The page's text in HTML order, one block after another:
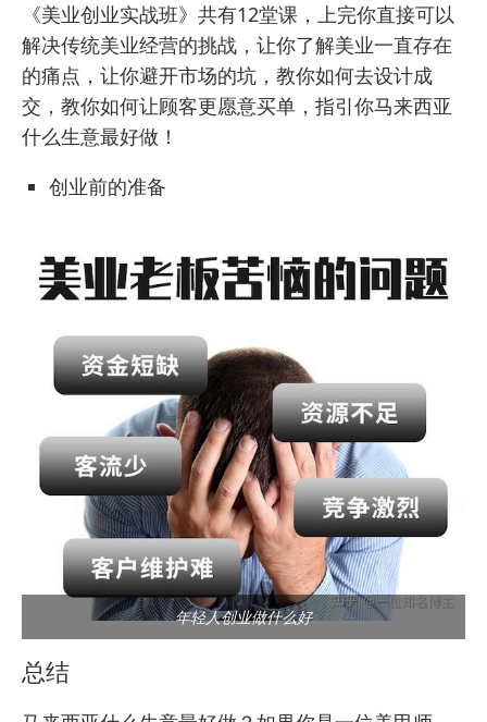
《美业创业实战班》共有12堂课，上完你直接可以
解决传统美业经营的挑战，让你了解美业一直存在
的痛点，让你避开市场的坑，教你如何去设计成
交，教你如何让顾客更愿意买单，指引你马来西亚
什么生意最好做！
创业前的准备
年轻人创业做什么好
总结